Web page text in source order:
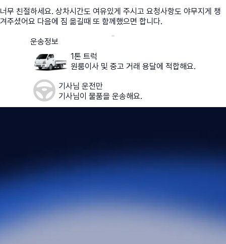
너무 친절하세요. 상차시간도 여유있게 주시고 요청사항도 야무지게 챙
겨주셨어요 다음에 짐 옮길때 또 함께했으면 합니다.
운송정보
1톤 트럭
원룸이사 및 중고 거래 용달에 적합해요.
기사님 운전만
기사님이 물품을 운송해요.